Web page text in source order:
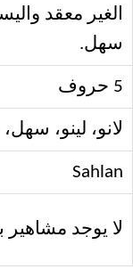
الغير معقد
سهل.
5 حروف
لانو، لينو،
Sahlan
لا يوجد مشاهير